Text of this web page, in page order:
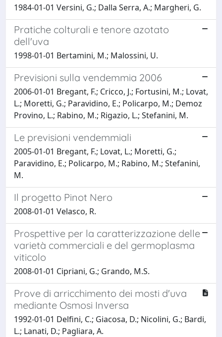
1984-01-01 Versini, G.; Dalla Serra, A.; Margheri, G.
Pratiche colturali e tenore azotato
dell'uva
1998-01-01 Bertamini, M.; Malossini, U.
Previsioni sulla vendemmia 2006
2006-01-01 Bregant, F.; Cricco, J.; Fortusini, M.; Lovat,
L.; Moretti, G.; Paravidino, E.; Policarpo, M.; Demoz
Provino, L.; Rabino, M.; Rigazio, L.; Stefanini, M.
Le previsioni vendemmiali
2005-01-01 Bregant, F.; Lovat, L.; Moretti, G.;
Paravidino, E.; Policarpo, M.; Rabino, M.; Stefanini,
M.
Il progetto Pinot Nero
2008-01-01 Velasco, R.
Prospettive per la caratterizzazione delle
varietà commerciali e del germoplasma
viticolo
2008-01-01 Cipriani, G.; Grando, M.S.
Prove di arricchimento dei mosti d'uva
mediante Osmosi Inversa
1992-01-01 Delfini, C.; Giacosa, D.; Nicolini, G.; Bardi,
L.; Lanati, D.; Pagliara, A.